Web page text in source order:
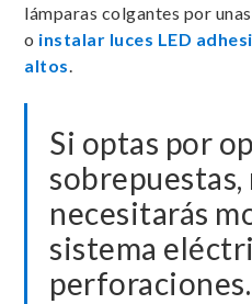
lámparas colgantes por
o instalar luces LED
altos.
Si optas por
sobrepuestas,
necesitarás
sistema
perforaciones.